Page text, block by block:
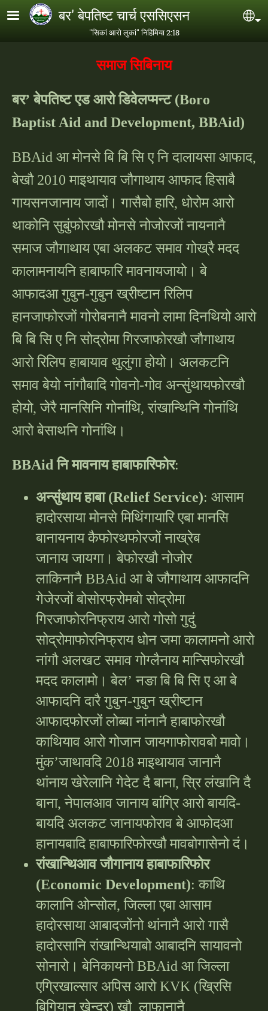
Skip to main contentबर' बेपतिष्ट चार्च एससिएसन
"सिकां आरो लुकां" निहिमिया 2:18
समाज सिबिनाय
बर’ बेपतिष्ट एड आरो डिवेलप्मन्ट (Boro
Baptist Aid and Development, BBAid)
BBAid आ मोनसे बि बि सि ए नि दालायसा आफाद,
बेखौ 2010 माइथायाव जौगाथाय आफाद हिसाबै
गायसनजानाय जादों। गासैबो हारि, धोरोम आरो
थाकोनि सुबुंफोरखौ मोनसे नोजोरजों नायनानै
समाज जौगाथाय एबा अलकट समाव गोख्रै मदद
कालामनायनि हाबाफारि मावनायजायो। बे
आफादआ गुबुन-गुबुन ख्रीष्टान रिलिप
हानजाफोरजों गोरोबनानै मावनो लामा दिनथियो आरो
बि बि सि ए नि सोद्रोमा गिरजाफोरखौ जौगाथाय
आरो रिलिप हाबायाव थुलुंगा होयो। अलकटनि
समाव बेयो नांगौबादि गोवनो-गोव अन्सुंथायफोरखौ
होयो, जेरै मानसिनि गोनांथि, रांखान्थिनि गोनांथि
आरो बेसाथनि गोनांथि।
BBAid नि मावनाय हाबाफारिफोर:
अन्सुंथाय हाबा (Relief Service): आसाम
हादोरसाया मोनसे मिथिंगायारि एबा मानसि
बानायनाय कैफोरथफोरजों नाख्रेब
जानाय जायगा। बेफोरखौ नोजोर
लाकिनानै BBAid आ बे जौगाथाय आफादनि
गेजेरजों बोसोरफ्रोमबो सोद्रोमा
गिरजाफोरनिफ्राय आरो गोसो गुदुं
सोद्रोमाफोरनिफ्राय धोन जमा कालामनो आरो
नांगौ अलखट समाव गोग्लैनाय मान्सिफोरखौ
मदद कालामो। बेल’ नङा बि बि सि ए आ बे
आफादनि दारै गुबुन-गुबुन ख्रीष्टान
आफादफोरजों लोब्बा नांनानै हाबाफोरखौ
काथियाव आरो गोजान जायगाफोरावबो मावो।
मुंक’जाथावदि 2018 माइथायाव जानानै
थांनाय खेरेलानि गेदेट दै बाना, स्रि लंखानि दै
बाना, नेपालआव जानाय बांग्रि आरो बायदि-
बायदि अलकट जानायफोराव बे आफोदआ
हानायबादि हाबाफारिफोरखौ मावबोगासेनो दं।
रांखान्थिआव जौगानाय हाबाफारिफोर
(Economic Development): काथि
कालानि ओन्सोल, जिल्ला एबा आसाम
हादोरसाया आबादजोंनो थांनानै आरो गासै
हादोरसानि रांखान्थियाबो आबादनि सायावनो
सोनारो। बेनिकायनो BBAid आ जिल्ला
एग्रिखाल्सार अपिस आरो KVK (ख्रिसि
बिगियान खेन्द्र) खौ लाफानानै